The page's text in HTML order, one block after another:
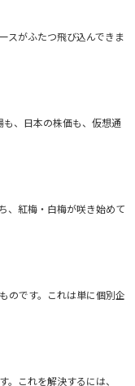
スがふたつ飛び込んできま
、日本の株価も、仮想通
、紅梅・白梅が咲き始めて
のです。これは単に個別企
。これを解決するには、